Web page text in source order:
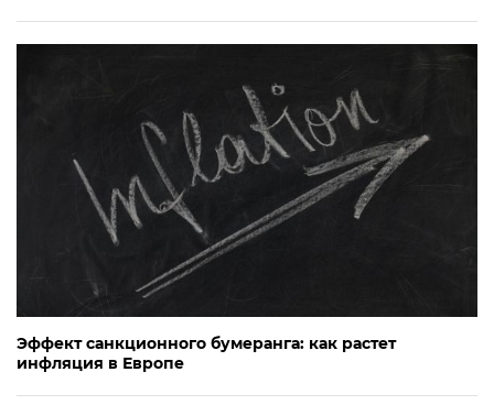
Эффект санкционного бумеранга: как растет
инфляция в Европе